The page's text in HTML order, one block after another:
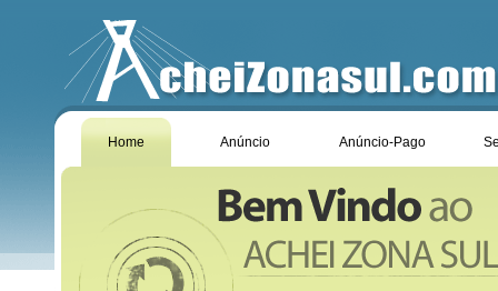
Home Anúncio Anúncio-Pago